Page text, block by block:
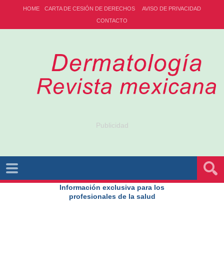
HOME CARTA DE CESIÓN DE DERECHOS
AVISO DE PRIVACIDAD
CONTACTO
Publicidad
Información exclusiva para los
profesionales de la salud